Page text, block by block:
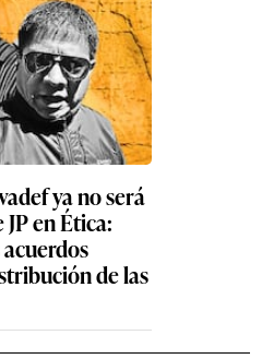
ya no será
en Ética:
de las